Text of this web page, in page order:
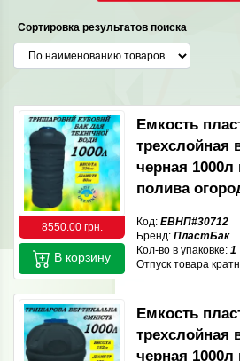
Сортировка результатов поиска
8550.00 грн.
Емкость
трехслойная
черная
полива
Код: ЕВНП#30712
Бренд: ПластБак
Кол-во в упаковке: 1
Отпуск товара
В корзину
Емкость
трехслойная
черная